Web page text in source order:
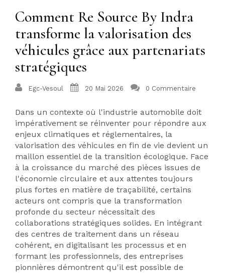
Comment Re Source By Indra
transforme la valorisation des
véhicules grâce aux partenariats
stratégiques
Egc-Vesoul 20 Mai 2026 0 Commentaire
Dans un contexte où l'industrie automobile doit
impérativement se réinventer pour répondre aux
enjeux climatiques et réglementaires, la
valorisation des véhicules en fin de vie devient un
maillon essentiel de la transition écologique. Face
à la croissance du marché des pièces issues de
l'économie circulaire et aux attentes toujours
plus fortes en matière de traçabilité, certains
acteurs ont compris que la transformation
profonde du secteur nécessitait des
collaborations stratégiques solides. En intégrant
des centres de traitement dans un réseau
cohérent, en digitalisant les processus et en
formant les professionnels, des entreprises
pionnières démontrent qu'il est possible de